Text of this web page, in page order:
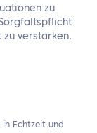
zu
zu verstärken.
in Echtzeit und